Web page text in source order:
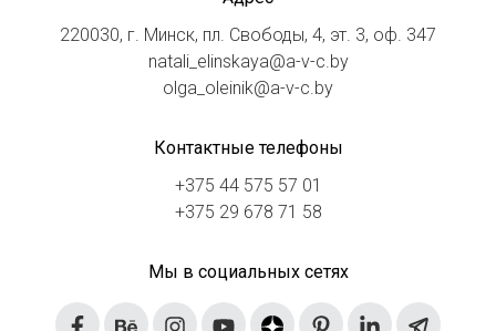
220030, г. Минск, пл. Свободы, 4, эт. 3, оф. 347
natali_elinskaya@a-v-c.by
olga_oleinik@a-v-c.by
Контактные телефоны
+375 44 575 57 01
+375 29 678 71 58
Мы в социальных сетях